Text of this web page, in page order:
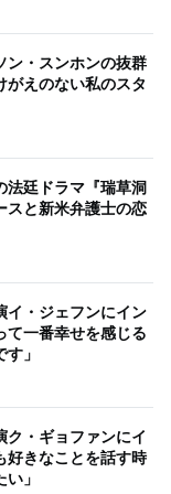
ン・スンホンの抜群
がえのない私のスタ
法廷ドラマ『瑞草洞
スと新米弁護士の恋
イ・ジェフンにイン
て一番幸せを感じる
」
ク・ギョファンにイ
好きなことを話す時
」